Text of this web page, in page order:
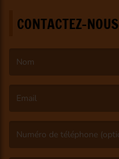
CONTACTEZ-NOUS